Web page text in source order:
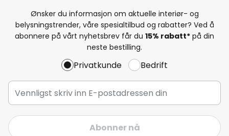
Ønsker du informasjon om aktuelle interiør- og
belysningstrender, våre spesialtilbud og rabatter? Ved å
abonnere på vårt nyhetsbrev får du 15% rabatt* på din
neste bestilling.
Privatkunde Bedrift
Abonner nå